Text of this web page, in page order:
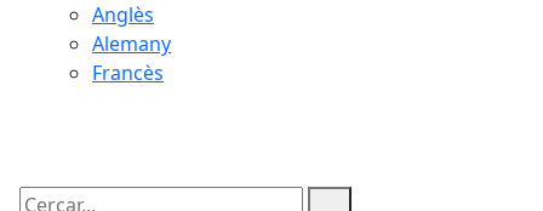
Anglès
Alemany
Francès